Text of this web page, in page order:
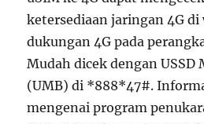
ketersediaan jaringan 4G
dukungan 4G pada
Mudah dicek dengan USSD
(UMB) di *888*47#.
mengenai program